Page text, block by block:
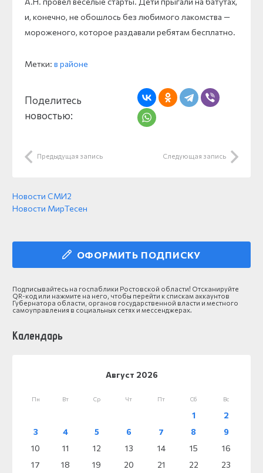
и, конечно, не обошлось без любимого лакомства —
мороженого, которое раздавали ребятам бесплатно.
Метки: в районе
Поделитесь
новостью:
Предыдущая запись Следующая запись
Новости СМИ2
Новости МирТесен
ОФОРМИТЬ ПОДПИСКУ
Подписывайтесь на госпаблики Ростовской области! Отсканируйте
QR-код или нажмите на него, чтобы перейти к спискам аккаунтов
Губернатора области, органов государственной власти и местного
самоуправления в социальных сетях и мессенджерах.
Календарь
Август 2026
Пн Вт Ср Чт Пт Сб Вс
1
2
3
4 5 6 7 8
9
10
11 12 13 14 15
16
17
18 19 20 21 22
23